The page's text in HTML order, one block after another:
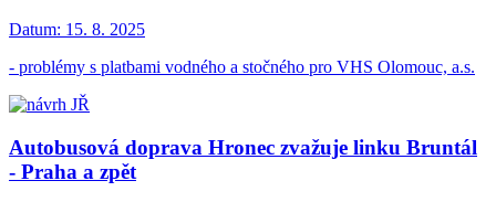
Datum: 15. 8. 2025
- problémy s platbami vodného a stočného pro VHS Olomouc, a.s.
Autobusová doprava Hronec zvažuje linku Bruntál
- Praha a zpět